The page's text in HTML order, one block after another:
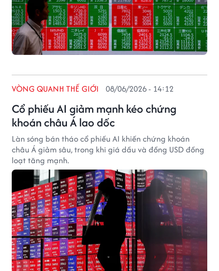
Cổ phiếu AI giảm mạnh kéo chứng
khoán châu Á lao dốc
VÒNG QUANH THẾ GIỚI 08/06/2026 - 14:12
Làn sóng bán tháo cổ phiếu AI khiến chứng khoán
châu Á giảm sâu, trong khi giá dầu và đồng USD đồng
loạt tăng mạnh.